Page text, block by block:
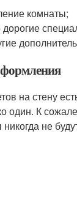
комнаты;
на стену
один. К
не